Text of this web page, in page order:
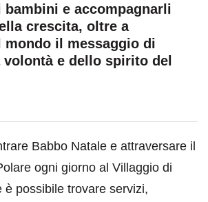
bambini e accompagnarli
crescita, oltre a
mondo il messaggio di
volontà e dello spirito del
Babbo Natale e attraversare il
ogni giorno al Villaggio di
è possibile trovare servizi,